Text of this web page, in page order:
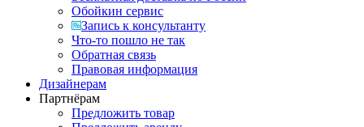
Обойкин сервис
Запись к консультанту
Что-то пошло не так
Обратная связь
Правовая информация
Дизайнерам
Партнёрам
Предложить товар